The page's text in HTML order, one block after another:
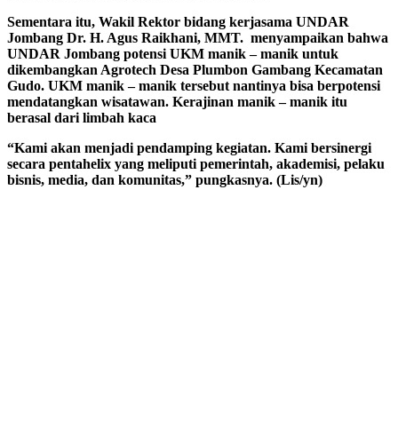
Sementara itu, Wakil Rektor bidang kerjasama UNDAR
Jombang Dr. H. Agus Raikhani, MMT. menyampaikan bahwa
UNDAR Jombang potensi UKM manik – manik untuk
dikembangkan Agrotech Desa Plumbon Gambang Kecamatan
Gudo. UKM manik – manik tersebut nantinya bisa berpotensi
mendatangkan wisatawan. Kerajinan manik – manik itu
berasal dari limbah kaca
“Kami akan menjadi pendamping kegiatan. Kami bersinergi
secara pentahelix yang meliputi pemerintah, akademisi, pelaku
bisnis, media, dan komunitas,” pungkasnya. (Lis/yn)